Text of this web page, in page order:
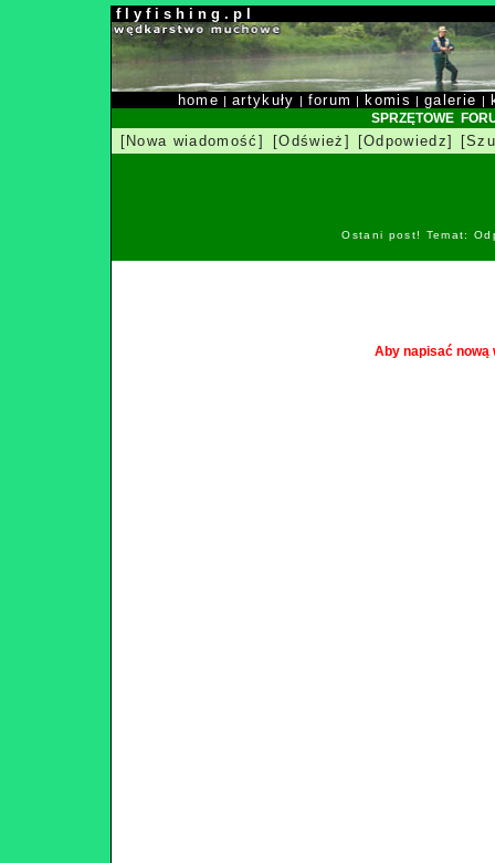
f l y f i s h i n g . p l
home |artykuły | forum | komis |galerie |
SPRZĘTOWE
[Nowa wiadomość] [Odśwież] [Odpowiedz]
Ostani post! Temat:
Aby napisać nową